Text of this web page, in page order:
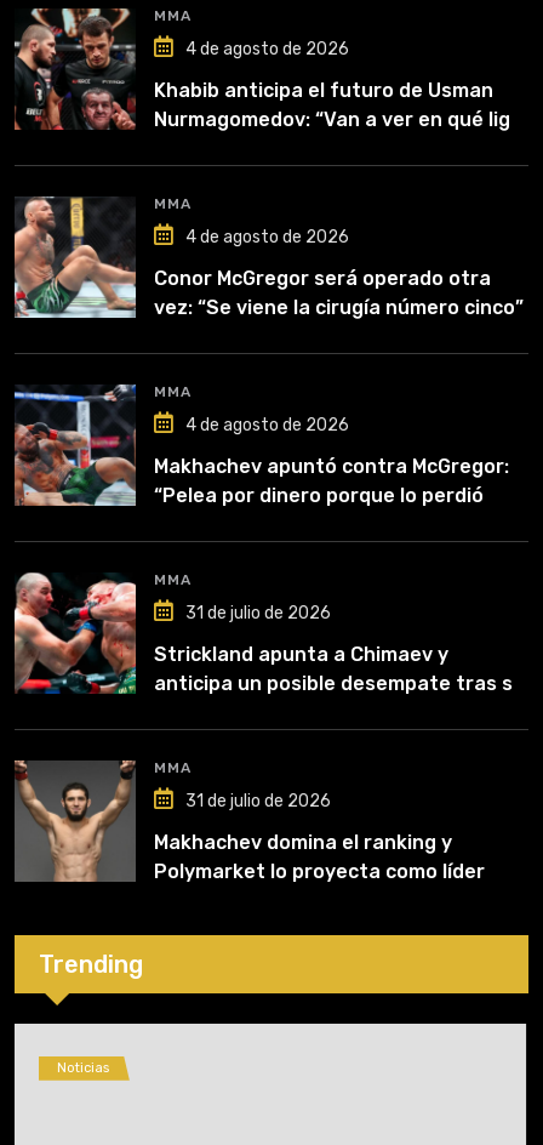
MMA
4 de agosto de 2026
Khabib anticipa el futuro de Usman
Nurmagomedov: “Van a ver en qué liga
MMA
4 de agosto de 2026
Conor McGregor será operado otra
vez: “Se viene la cirugía número cinco”
MMA
4 de agosto de 2026
Makhachev apuntó contra McGregor:
“Pelea por dinero porque lo perdió
MMA
31 de julio de 2026
Strickland apunta a Chimaev y
anticipa un posible desempate tras su
MMA
31 de julio de 2026
Makhachev domina el ranking y
Polymarket lo proyecta como líder
Trending
Noticias